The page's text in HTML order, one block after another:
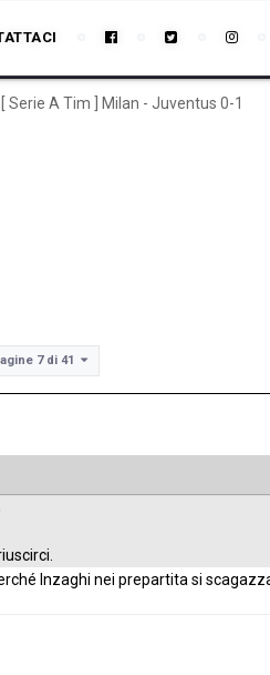
[ Serie A Tim ] Milan - Juventus 0-1
7 di 41
Inzaghi nei prepartita si